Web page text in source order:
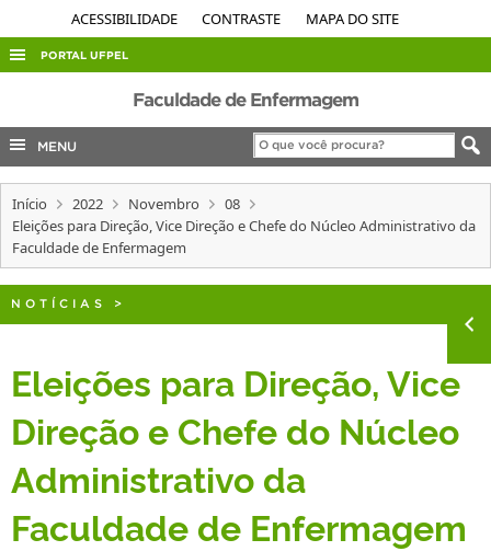
ACESSIBILIDADE CONTRASTE MAPA DO SITE
PORTAL UFPEL
ACESSO À INFORMAÇÃO
AUDITORIA
COBALTO
CONCURSOS
EDITAIS
TELEFONES
Faculdade de Enfermagem
MENU
Início 2022 Novembro
08
Eleições para Direção, Vice Direção e Chefe do Núcleo Administrativo da
Faculdade de Enfermagem
NOTÍCIAS >
Eleições para Direção, Vice
Direção e Chefe do Núcleo
Administrativo da
Faculdade de Enfermagem